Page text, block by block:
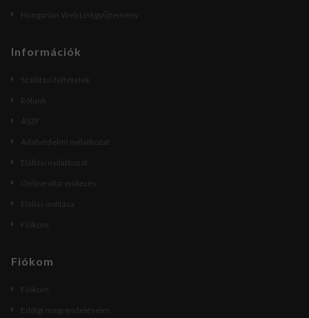
Hungarian Web Linkgyűjtemény
Információk
Szállítási feltételek
Rólunk
ÁSZF
Adatvédelmi nyilatkozat
Elállási nyilatkozat
Online vitarendezés
Elállás indítása
Fiókom
Fiókom
Fiókom
Eddigi megrendeléseim